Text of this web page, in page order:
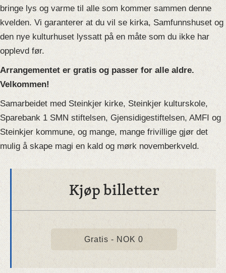
bringe lys og varme til alle som kommer sammen denne
kvelden. Vi garanterer at du vil se kirka, Samfunnshuset og
den nye kulturhuset lyssatt på en måte som du ikke har
opplevd før.
Arrangementet er gratis og passer for alle aldre.
Velkommen!
Samarbeidet med Steinkjer kirke, Steinkjer kulturskole,
Sparebank 1 SMN stiftelsen, Gjensidigestiftelsen, AMFI og
Steinkjer kommune, og mange, mange frivillige gjør det
mulig å skape magi en kald og mørk novemberkveld.
Kjøp billetter
Gratis - NOK 0